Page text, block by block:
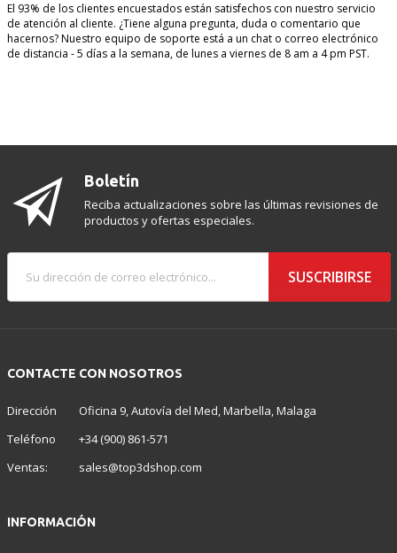
El 93% de los clientes encuestados están satisfechos con nuestro servicio
de atención al cliente. ¿Tiene alguna pregunta, duda o comentario que
hacernos? Nuestro equipo de soporte está a un chat o correo electrónico
de distancia - 5 días a la semana, de lunes a viernes de 8 am a 4 pm PST.
CONTACTE CON NOSOTROS
Dirección
Oficina 9, Autovía del Med, Marbella, Malaga
Teléfono
+34 (900) 861-571
Ventas:
sales@top3dshop.com
Boletín
Reciba actualizaciones sobre las últimas revisiones de
productos y ofertas especiales.
SUSCRIBIRSE
INFORMACIÓN